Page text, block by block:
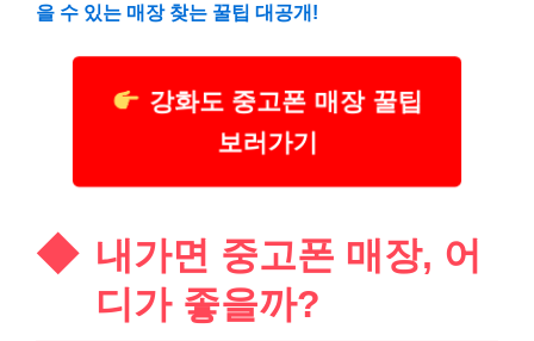
을 수 있는 매장 찾는 꿀팁 대공개!
강화도 중고폰 매장 꿀팁
보러가기
내가면 중고폰 매장, 어
디가 좋을까?